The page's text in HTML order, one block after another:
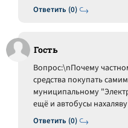
Ответить (0)
Гость
Ответить (0)
Вопрос:\nПочему
средства покупать
муниципальному
ещё и автобусы